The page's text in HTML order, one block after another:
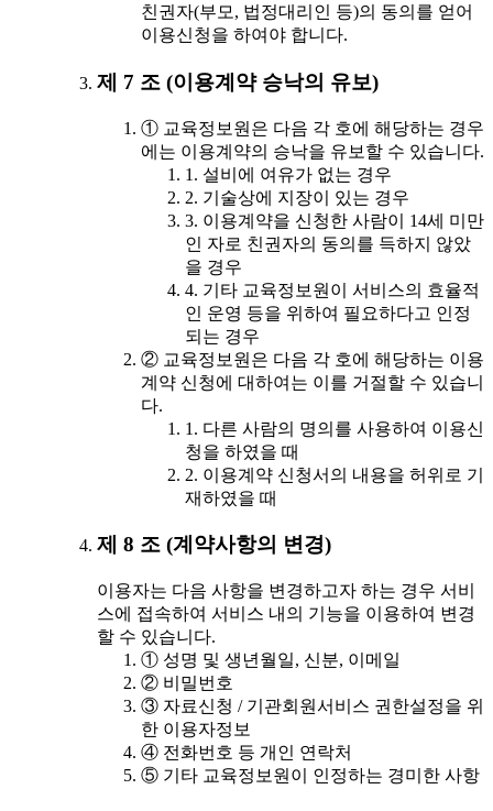
친권자(부모, 법정대리인 등)의 동의를 얻어
이용신청을 하여야 합니다.
제 7 조 (이용계약 승낙의 유보)
① 교육정보원은 다음 각 호에 해당하는 경우
에는 이용계약의 승낙을 유보할 수 있습니다.
1. 설비에 여유가 없는 경우
2. 기술상에 지장이 있는 경우
3. 이용계약을 신청한 사람이 14세 미만
인 자로 친권자의 동의를 득하지 않았
을 경우
4. 기타 교육정보원이 서비스의 효율적
인 운영 등을 위하여 필요하다고 인정
되는 경우
② 교육정보원은 다음 각 호에 해당하는 이용
계약 신청에 대하여는 이를 거절할 수 있습니
다.
1. 다른 사람의 명의를 사용하여 이용신
청을 하였을 때
2. 이용계약 신청서의 내용을 허위로 기
재하였을 때
제 8 조 (계약사항의 변경)
이용자는 다음 사항을 변경하고자 하는 경우 서비
스에 접속하여 서비스 내의 기능을 이용하여 변경
할 수 있습니다.
① 성명 및 생년월일, 신분, 이메일
② 비밀번호
③ 자료신청 / 기관회원서비스 권한설정을 위
한 이용자정보
④ 전화번호 등 개인 연락처
⑤ 기타 교육정보원이 인정하는 경미한 사항